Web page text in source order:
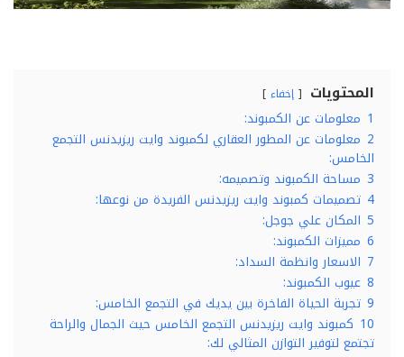
المحتويات إخفاء
1 معلومات عن الكمبوند:
2 معلومات عن المطور العقاري لكمبوند وايت ريزيدنس التجمع
الخامس:
3 مساحة الكمبوند وتصميمه:
4 تصميمات كمبوند وايت ريزيدنس الفريدة من نوعها:
5 المكان علي جوجل:
6 مميزات الكمبوند:
7 الاسعار وانظمة السداد:
8 عيوب الكمبوند:
9 تجربة الحياة الفاخرة بين يديك في التجمع الخامس:
10 كمبوند وايت ريزيدنس التجمع الخامس حيث الجمال والراحة
تجتمع لتوفير التوازن المثالي لك: